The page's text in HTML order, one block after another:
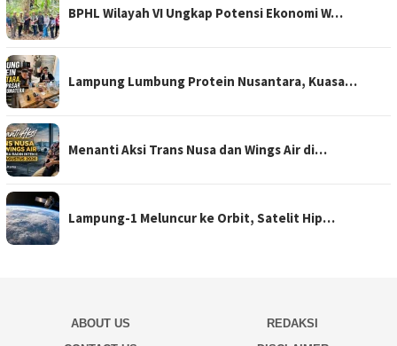
BPHL Wilayah VI Ungkap Potensi Ekonomi W…
Lampung Lumbung Protein Nusantara, Kuasa…
Menanti Aksi Trans Nusa dan Wings Air di…
Lampung-1 Meluncur ke Orbit, Satelit Hip…
ABOUT US
REDAKSI